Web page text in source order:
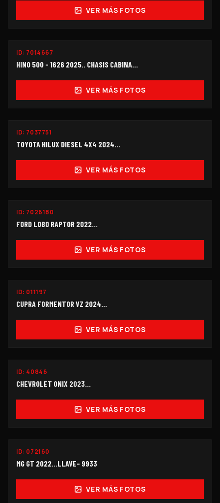
VER MÁS FOTOS
ID: 7014667
HINO 500 - 1626 2025.. CHASIS CABINA...
VER MÁS FOTOS
ID: 7037751
TOYOTA HILUX DIESEL 4X4 2024...
VER MÁS FOTOS
ID: 7026180
FORD LOBO RAPTOR 2022...
VER MÁS FOTOS
ID: 011197
CUPRA FORMENTOR VZ 2024...
VER MÁS FOTOS
ID: 40846
CHEVROLET ONIX 2023...
VER MÁS FOTOS
ID: 072160
MG GT 2022...LLAVE- 9933
VER MÁS FOTOS